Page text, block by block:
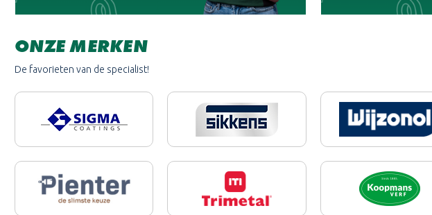
ONZE MERKEN
De favorieten van de specialist!